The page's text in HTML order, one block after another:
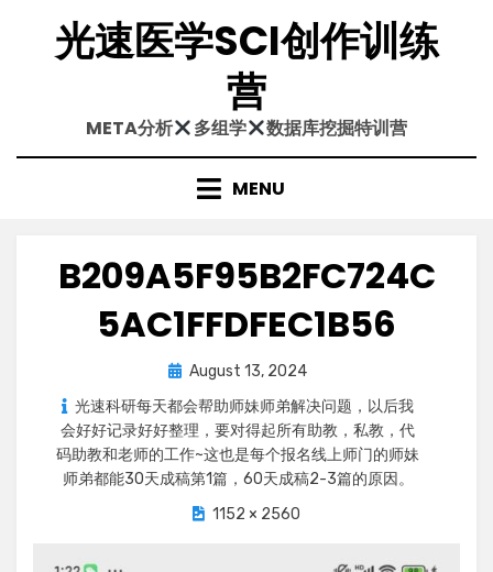
content光速医学SCI创作训练
营
META分析 多组学 数据库挖掘特训营
MENU
B209A5F95B2FC724C
5AC1FFDFEC1B56
Posted
on
August 13, 2024
光速科研每天都会帮助师妹师弟解决问题，以后我
会好好记录好好整理，要对得起所有助教，私教，代
码助教和老师的工作~​​这也是每个报名线上师门的师妹
师弟都能30天成稿第1篇，60天成稿2-3篇的原因。
1152 × 2560